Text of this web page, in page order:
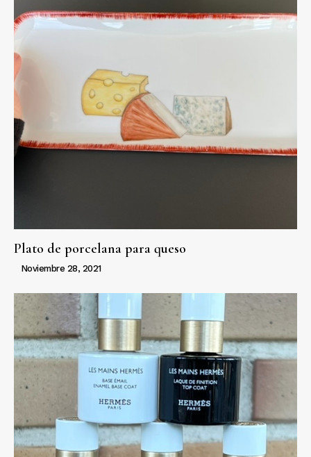
Plato de porcelana para queso
Noviembre 28, 2021